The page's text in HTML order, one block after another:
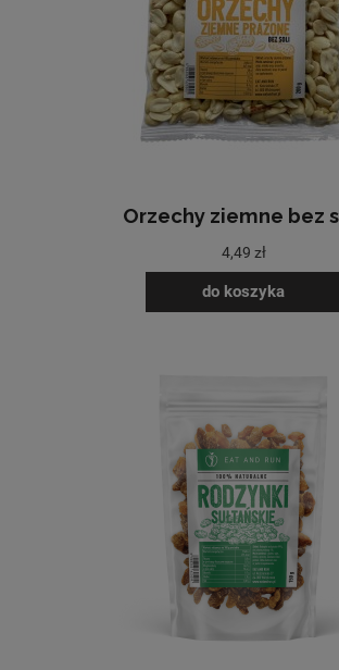
Orzechy ziemne bez
4,49 zł
do koszyka